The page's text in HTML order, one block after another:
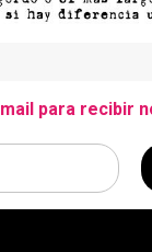
para recibir